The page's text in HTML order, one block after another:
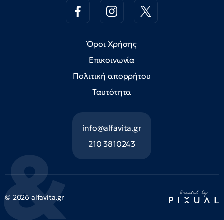
Όροι Χρήσης
Επικοινωνία
Πολιτική απορρήτου
Ταυτότητα
info@alfavita.gr
210 3810243
© 2026 alfavita.gr